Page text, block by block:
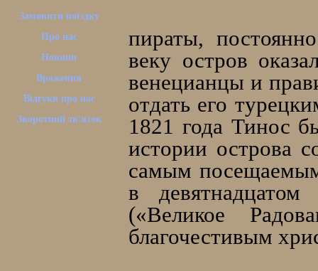
Замовити поїздку
Про нас
Новини
Враження
Відгуки про нас
Зворотний зв'язок
пираты,
веку остров
венецианцы и
отдать его
1821 года Тинос
истории острова
самым
в
(«Великое
благочестивым